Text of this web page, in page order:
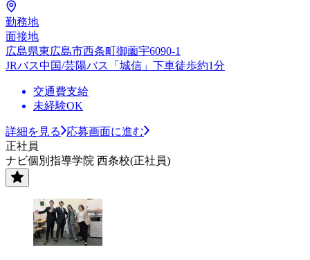
勤務地
面接地
広島県東広島市西条町御薗宇6090-1
JRバス中国/芸陽バス「城信」下車徒歩約1分
交通費支給
未経験OK
詳細を見る
応募画面に進む
正社員
ナビ個別指導学院 西条校(正社員)